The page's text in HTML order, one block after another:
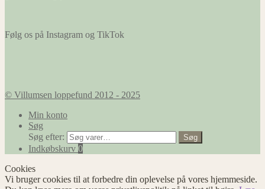
Følg os på Instagram og TikTok
© Villumsen loppefund 2012 - 2025
Min konto
Søg
Søg efter:
Søg
Indkøbskurv 0
Cookies
Vi bruger cookies til at forbedre din oplevelse på vores hjemmeside.